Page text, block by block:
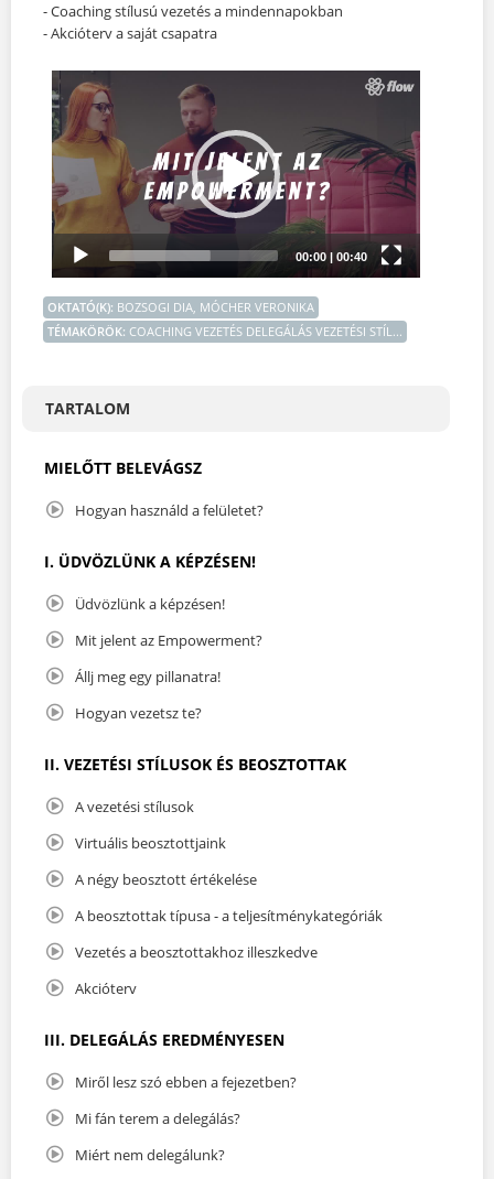
- Coaching stílusú vezetés a mindennapokban
- Akcióterv a saját csapatra
OKTATÓ(K): BOZSOGI DIA, MÓCHER VERONIKA
TÉMAKÖRÖK: COACHING VEZETÉS DELEGÁLÁS VEZETÉSI STÍL...
TARTALOM
MIELŐTT BELEVÁGSZ
Hogyan használd a felületet?
I. ÜDVÖZLÜNK A KÉPZÉSEN!
Üdvözlünk a képzésen!
Mit jelent az Empowerment?
Állj meg egy pillanatra!
Hogyan vezetsz te?
II. VEZETÉSI STÍLUSOK ÉS BEOSZTOTTAK
A vezetési stílusok
Virtuális beosztottjaink
A négy beosztott értékelése
A beosztottak típusa - a teljesítménykategóriák
Vezetés a beosztottakhoz illeszkedve
Akcióterv
III. DELEGÁLÁS EREDMÉNYESEN
Miről lesz szó ebben a fejezetben?
Mi fán terem a delegálás?
Miért nem delegálunk?